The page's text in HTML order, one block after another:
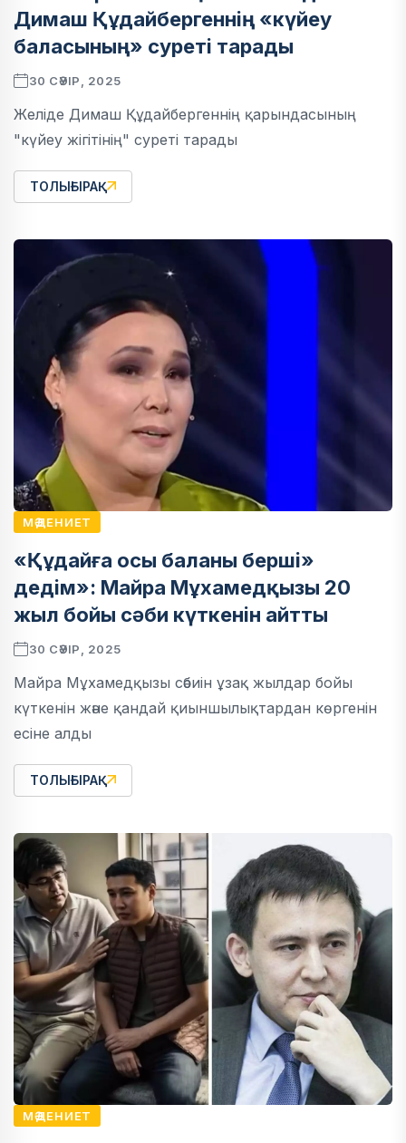
Димаш Құдайбергеннің «күйеу
баласының» суреті тарады
30 СӘУІР, 2025
Желіде Димаш Құдайбергеннің қарындасының
"күйеу жігітінің" суреті тарады
ТОЛЫҒЫРАҚ
МӘДЕНИЕТ
«Құдайға осы баланы берші»
дедім»: Майра Мұхамедқызы 20
жыл бойы сәби күткенін айтты
30 СӘУІР, 2025
Майра Мұхамедқызы сәбиін ұзақ жылдар бойы
күткенін және қандай қиыншылықтардан көргенін
есіне алды
ТОЛЫҒЫРАҚ
МӘДЕНИЕТ